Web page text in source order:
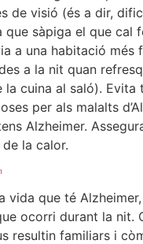
de visió (és a dir,
sàpiga el que cal
a una habitació
a la nit quan
cuina al saló).
per als malalts
Alzheimer.
la calor.
vida que té
ocorri durant la nit.
resultin familiars i